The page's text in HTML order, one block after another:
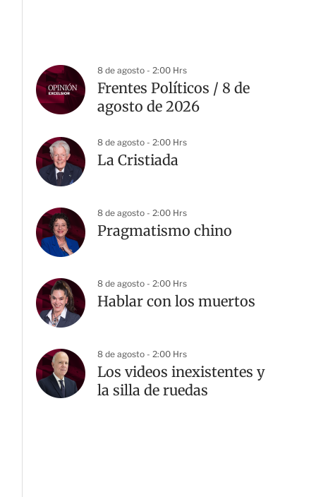
8 de agosto - 2:00 Hrs
Frentes Políticos / 8 de
agosto de 2026
8 de agosto - 2:00 Hrs
La Cristiada
8 de agosto - 2:00 Hrs
Pragmatismo chino
8 de agosto - 2:00 Hrs
Hablar con los muertos
8 de agosto - 2:00 Hrs
Los videos inexistentes y
la silla de ruedas